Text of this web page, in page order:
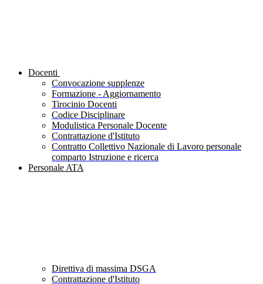
Docenti
Convocazione supplenze
Formazione - Aggiornamento
Tirocinio Docenti
Codice Disciplinare
Modulistica Personale Docente
Contrattazione d'Istituto
Contratto Collettivo Nazionale di Lavoro personale
comparto Istruzione e ricerca
Personale ATA
Direttiva di massima DSGA
Contrattazione d'Istituto